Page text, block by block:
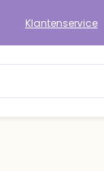
Klantenservice